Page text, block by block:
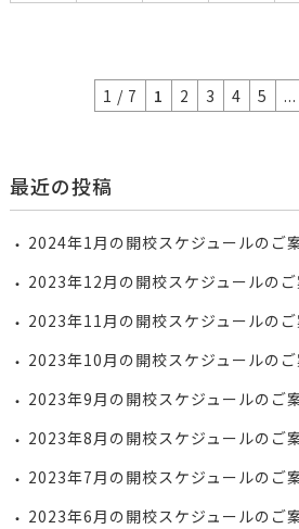
1 / 7 1 2 3 4 5 ...
最近の投稿
2024年1月の開校スケジュールのご
2023年12月の開校スケジュールのご
2023年11月の開校スケジュールのご
2023年10月の開校スケジュールのご
2023年9月の開校スケジュールのご
2023年8月の開校スケジュールのご
2023年7月の開校スケジュールのご
2023年6月の開校スケジュールのご